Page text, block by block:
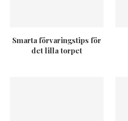
Smarta förvaringstips för
det lilla torpet